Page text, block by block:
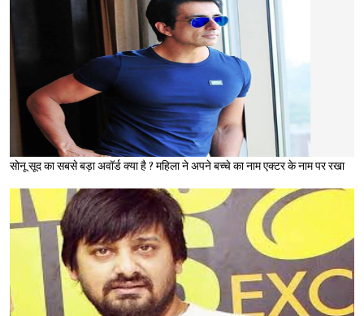
सोनू सूद का सबसे बड़ा अवॉर्ड क्या है ? महिला ने अपने बच्चे का नाम एक्टर के नाम पर रखा